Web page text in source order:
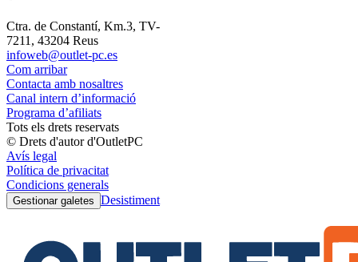
Ctra. de Constantí, Km.3, TV-
7211, 43204 Reus
infoweb@outlet-pc.es
Com arribar
Contacta amb nosaltres
Canal intern d’informació
Programa d’afiliats
Tots els drets reservats
© Drets d'autor d'OutletPC
Avís legal
Política de privacitat
Condicions generals
Gestionar galetes Desistiment